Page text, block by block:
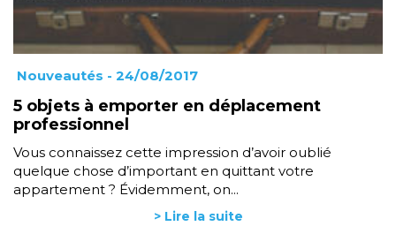
Nouveautés - 24/08/2017
5 objets à emporter en déplacement
professionnel
Vous connaissez cette impression d’avoir oublié
quelque chose d’important en quittant votre
appartement ? Évidemment, on...
> Lire la suite